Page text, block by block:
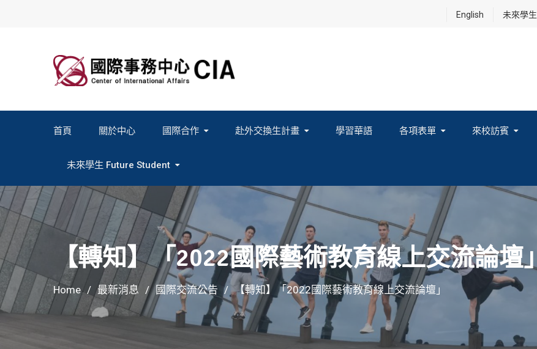
English 未來學
首頁 關於中心 國際合作 赴外交換生計畫 學習華語 各項表單 來校訪賓
未來學生 Future Student
【轉知】「2022國際藝術教育線上交流論壇
Home 最新消息 國際交流公告 【轉知】「2022國際藝術教育線上交流論壇」